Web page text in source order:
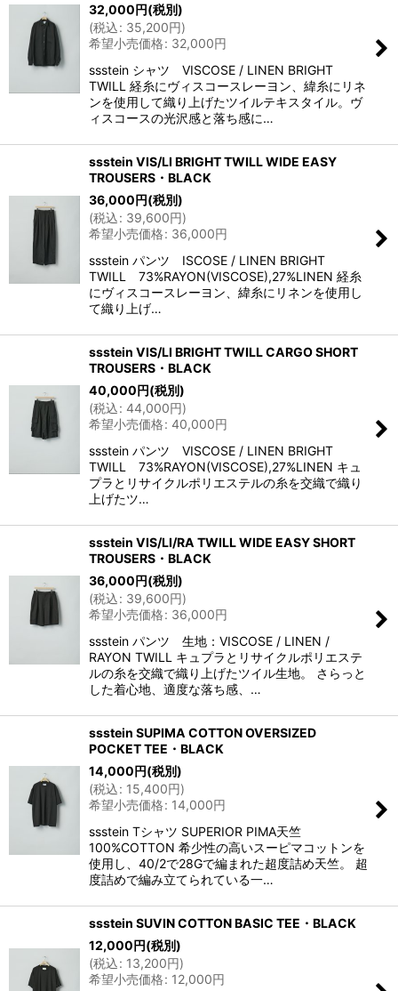
32,000円(税別)
(税込: 35,200円)
希望小売価格: 32,000円
ssstein シャツ VISCOSE / LINEN BRIGHT
TWILL 経糸にヴィスコースレーヨン、緯糸にリネ
ンを使用して織り上げたツイルテキスタイル。ヴ
ィスコースの光沢感と落ち感に…
ssstein VIS/LI BRIGHT TWILL WIDE EASY
TROUSERS・BLACK
36,000円(税別)
(税込: 39,600円)
希望小売価格: 36,000円
ssstein パンツ ISCOSE / LINEN BRIGHT
TWILL 73%RAYON(VISCOSE),27%LINEN 経糸
にヴィスコースレーヨン、緯糸にリネンを使用し
て織り上げ…
ssstein VIS/LI BRIGHT TWILL CARGO SHORT
TROUSERS・BLACK
40,000円(税別)
(税込: 44,000円)
希望小売価格: 40,000円
ssstein パンツ VISCOSE / LINEN BRIGHT
TWILL 73%RAYON(VISCOSE),27%LINEN キュ
プラとリサイクルポリエステルの糸を交織で織り
上げたツ…
ssstein VIS/LI/RA TWILL WIDE EASY SHORT
TROUSERS・BLACK
36,000円(税別)
(税込: 39,600円)
希望小売価格: 36,000円
ssstein パンツ 生地：VISCOSE / LINEN /
RAYON TWILL キュプラとリサイクルポリエステ
ルの糸を交織で織り上げたツイル生地。 さらっと
した着心地、適度な落ち感、…
ssstein SUPIMA COTTON OVERSIZED
POCKET TEE・BLACK
14,000円(税別)
(税込: 15,400円)
希望小売価格: 14,000円
ssstein Tシャツ SUPERIOR PIMA天竺
100%COTTON 希少性の高いスーピマコットンを
使用し、40/2で28Gで編まれた超度詰め天竺。 超
度詰めで編み立てられている一…
ssstein SUVIN COTTON BASIC TEE・BLACK
12,000円(税別)
(税込: 13,200円)
希望小売価格: 12,000円